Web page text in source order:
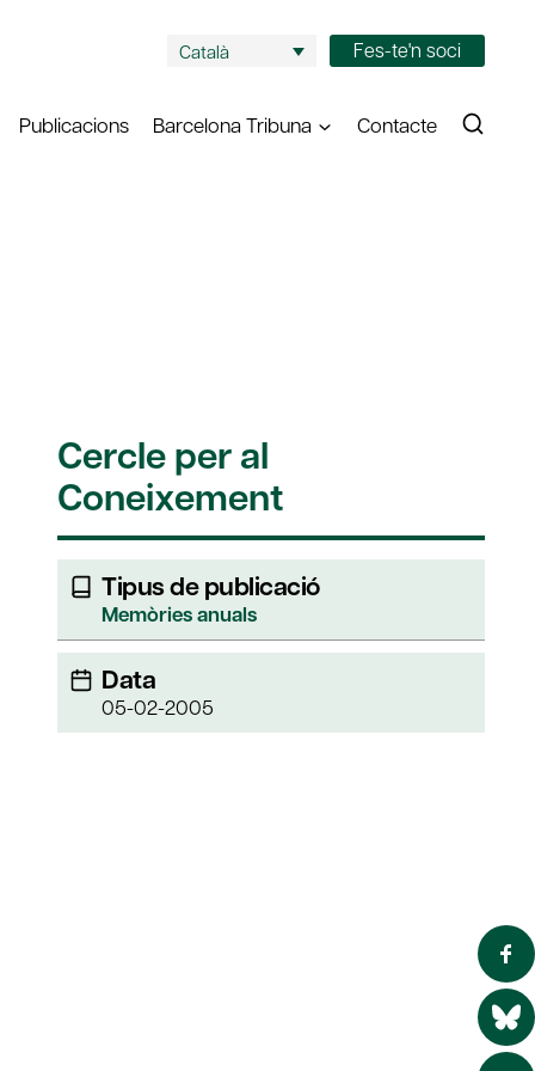
Català Fes-te'n soci
Publicacions Barcelona Tribuna Contacte
Cercle per al
Coneixement
Tipus de publicació
Memòries anuals
Data
05-02-2005